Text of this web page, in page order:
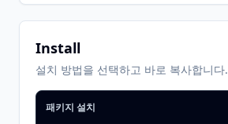
Install
설치 방법을 선택하고 바로 복사합니다.
패키지 설치